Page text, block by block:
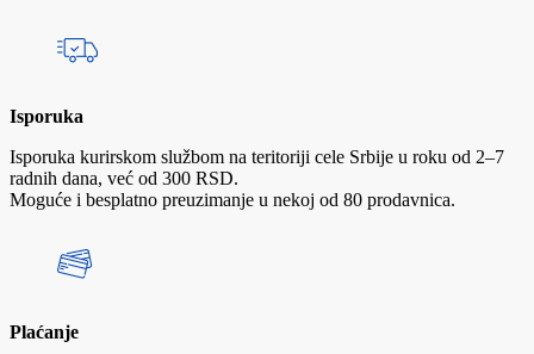
Isporuka
Isporuka kurirskom službom na teritoriji cele Srbije u roku od 2–7
radnih dana, već od 300 RSD.
Moguće i besplatno preuzimanje u nekoj od 80 prodavnica.
Plaćanje